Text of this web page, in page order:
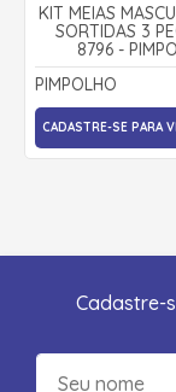
KIT MEIAS
SORTIDAS 3
8796 -
PIMPOLHO
CADASTRE-SE PARA
Cadastre-